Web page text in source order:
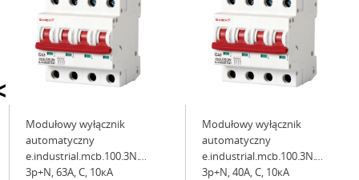
Modułowy wyłącznik
automatyczny
e.industrial.mcb.100.3N.C63,
3р+N, 63А, C, 10кА
Modułowy wyłącznik
automatyczny
e.industrial.mcb.100.3N.C40,
3р+N, 40А, C, 10кА